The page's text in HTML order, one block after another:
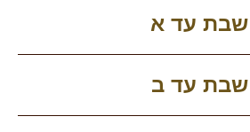
שבת עד א
שבת עד ב